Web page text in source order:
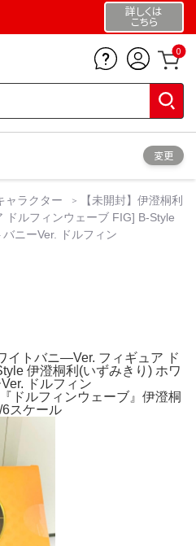
詳しくは
こちら
0
変更
ャラクター
【未開封】伊澄桐利
ルフィンウェーブ FIG] B-Style
ニーVer. ドルフィン